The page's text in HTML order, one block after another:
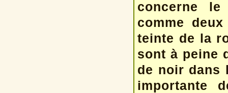
concerne le
comme
teinte de la
sont à peine
de noir dans
importante